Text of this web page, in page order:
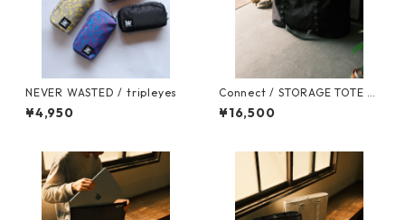
NEVER WASTED / tripleyes
¥4,950
Connect / STORAGE TOTE 1
00
¥16,500